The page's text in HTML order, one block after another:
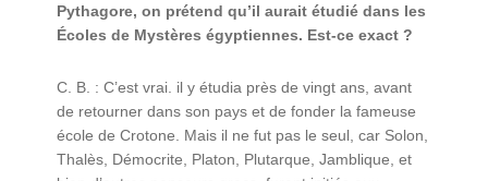
Pythagore, on prétend qu’il aurait étudié dans les
Écoles de Mystères égyptiennes. Est-ce exact ?
C. B. : C’est vrai. il y étudia près de vingt ans, avant
de retourner dans son pays et de fonder la fameuse
école de Crotone. Mais il ne fut pas le seul, car Solon,
Thalès, Démocrite, Platon, Plutarque, Jamblique, et